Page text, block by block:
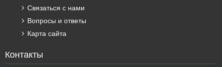
Связаться с нами
Вопросы и ответы
Карта сайта
Контакты